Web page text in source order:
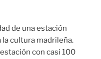
de una estación
cultura madrileña.
con casi 100